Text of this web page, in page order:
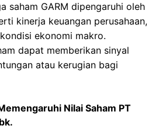
saham GARM dipengaruhi oleh
kinerja keuangan perusahaan,
ekonomi makro.
dapat memberikan sinyal
atau kerugian bagi
Nilai Saham PT